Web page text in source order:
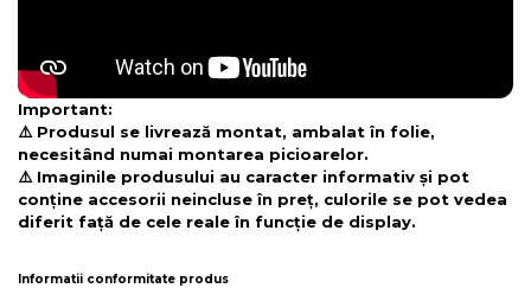
Important:
⚠️ Produsul se livrează montat, ambalat în folie,
necesitând numai montarea picioarelor.
⚠️ Imaginile produsului au caracter informativ și pot
conține accesorii neincluse în preț, culorile se pot vedea
diferit față de cele reale în funcție de display.
Informatii conformitate produs